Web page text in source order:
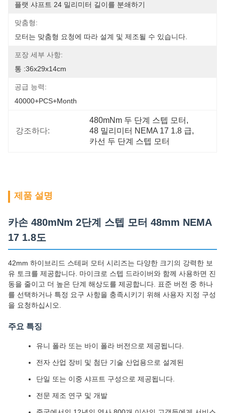
플랫 샤프트 24 밀리미터 길이를 분쇄하기
맞춤형:
모터는 맞춤형 요청에 따라 설계 및 제조될 수 있습니다.
포장 세부 사항:
통 :36x29x14cm
공급 능력:
40000+PCS+Month
강조하다:
480mNm 두 단계 스텝 모터 ,
48 밀리미터 NEMA 17 1.8 급,
카선 두 단계 스텝 모터
제품 설명
카손 480mNm 2단계 스텝 모터 48mm NEMA
17 1.8도
42mm 하이브리드 스테퍼 모터 시리즈는 다양한 크기의 강력한 보
유 토크를 제공합니다. 마이크로 스텝 드라이버와 함께 사용하면 진
동을 줄이고 더 높은 단계 해상도를 제공합니다. 표준 버전 중 하나
를 선택하거나 특정 요구 사항을 충족시키기 위해 사용자 지정 구성
을 요청하십시오.
주요 특징
유니 폴라 또는 바이 폴라 버전으로 제공됩니다.
전자 산업 장비 및 첨단 기술 산업용으로 설계된
단일 또는 이중 샤프트 구성으로 제공됩니다.
전문 제조 연구 및 개발